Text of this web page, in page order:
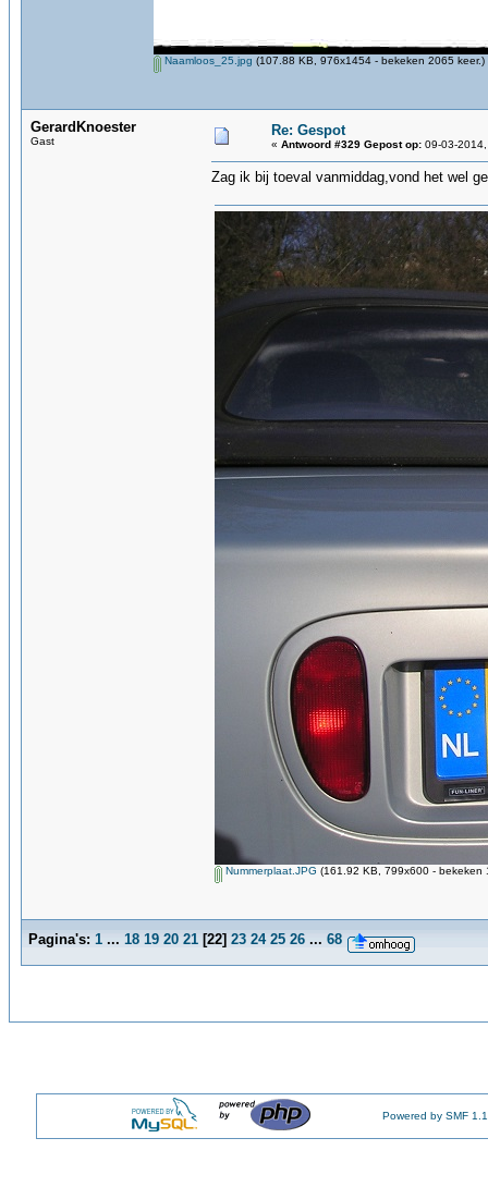
Naamloos_25.jpg (107.88 KB, 976x1454 - bekeken 2065 keer.)
GerardKnoester
Gast
Re: Gespot
« Antwoord #329 Gepost op: 09-03-
Zag ik bij toeval vanmiddag,vond het wel
Nummerplaat.JPG (161.92 KB, 799x600 - bekeken
Pagina's: 1 ... 18 19 20 21 [22] 23 24 25 26 ... 68
Powered by SMF